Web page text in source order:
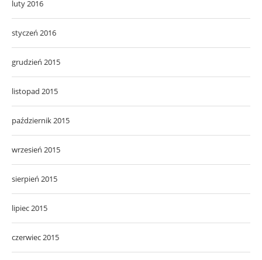
luty 2016
styczeń 2016
grudzień 2015
listopad 2015
październik 2015
wrzesień 2015
sierpień 2015
lipiec 2015
czerwiec 2015